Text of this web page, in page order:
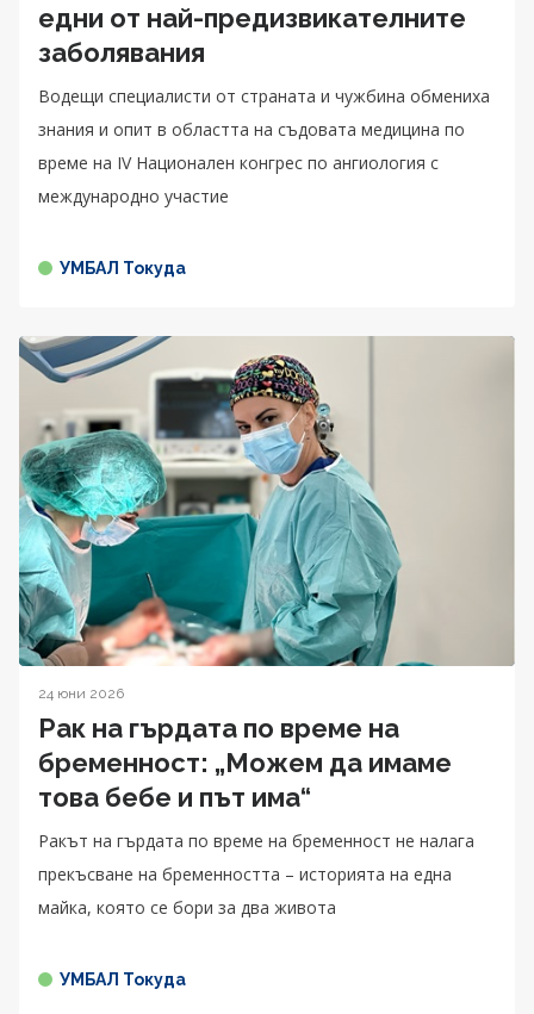
едни от най-предизвикателните
заболявания
Водещи специалисти от страната и чужбина обмениха
знания и опит в областта на съдовата медицина по
време на IV Национален конгрес по ангиология с
международно участие
УМБАЛ Токуда
24 юни 2026
Рак на гърдата по време на
бременност: „Можем да имаме
това бебе и път има“
Ракът на гърдата по време на бременност не налага
прекъсване на бременността – историята на една
майка, която се бори за два живота
УМБАЛ Токуда